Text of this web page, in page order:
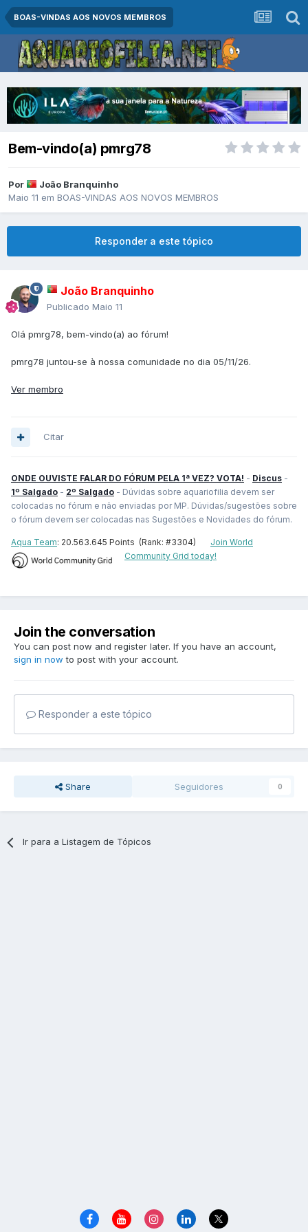
BOAS-VINDAS AOS NOVOS MEMBROS
Bem-vindo(a) pmrg78
Por
João Branquinho
Maio 11 em BOAS-VINDAS AOS NOVOS MEMBROS
Responder a este tópico
João Branquinho
Publicado Maio 11
Olá pmrg78, bem-vindo(a) ao fórum!
pmrg78 juntou-se à nossa comunidade no dia 05/11/26.
Ver membro
Citar
ONDE OUVISTE FALAR DO FÓRUM PELA 1ª VEZ? VOTA! - Discus -
1º Salgado - 2º Salgado - Dúvidas sobre aquariofilia devem ser
colocadas no fórum e não enviadas por MP. Dúvidas/sugestões sobre
o fórum devem ser colocadas nas Sugestões e Novidades do fórum.
Aqua Team: 20.563.645 Points (Rank: #3304) Join World
Community Grid today!
Join the conversation
You can post now and register later. If you have an account,
sign in now to post with your account.
Responder a este tópico
Share Seguidores 0
Ir para a Listagem de Tópicos